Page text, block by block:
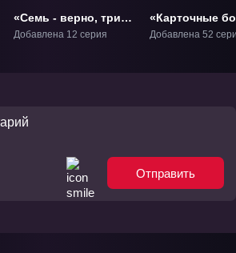
«Семь - верно, три -
неверно» ТВ-1
Добавлена 12 серия
«Карточные
Авангарда G:
Добавлена 52
Отправить